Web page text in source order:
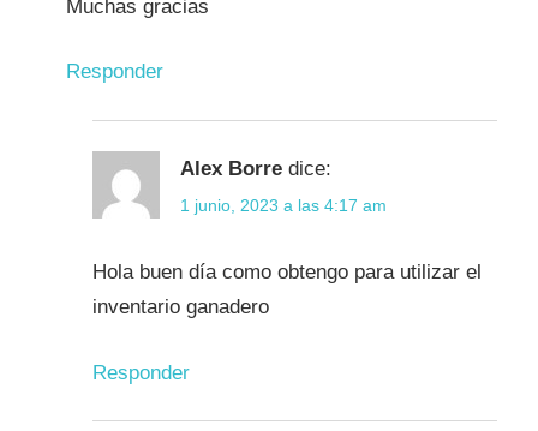
Muchas gracias
Responder
Alex Borre dice:
1 junio, 2023 a las 4:17 am
Hola buen día como obtengo para utilizar el
inventario ganadero
Responder